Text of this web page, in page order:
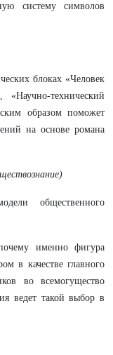
систему символов
блоках «Человек
технический
образом поможет
на основе романа
общественного
именно фигура
в качестве главного
во всемогущество
ведет такой выбор в